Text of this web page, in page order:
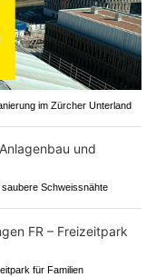
im Zürcher Unterland
Schweissnähte
für Familien